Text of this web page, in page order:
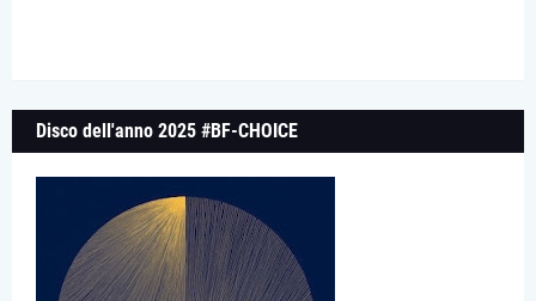
Disco dell'anno 2025 #BF-CHOICE